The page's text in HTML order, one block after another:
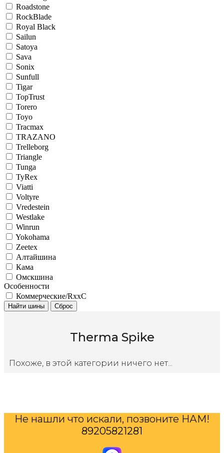
Roadstone
RockBlade
Royal Black
Sailun
Satoya
Sava
Sonix
Sunfull
Tigar
TopTrust
Torero
Toyo
Tracmax
TRAZANO
Trelleborg
Triangle
Tunga
TyRex
Viatti
Voltyre
Vredestein
Westlake
Winrun
Yokohama
Zeetex
Алтайшина
Кама
Омскшина
Особенности
Коммерческие/RxxC
Найти шины Сброс
Therma Spike
Похоже, в этой категории ничего нет...
Не нашли что искали, позвоните НАМ!
89205821281